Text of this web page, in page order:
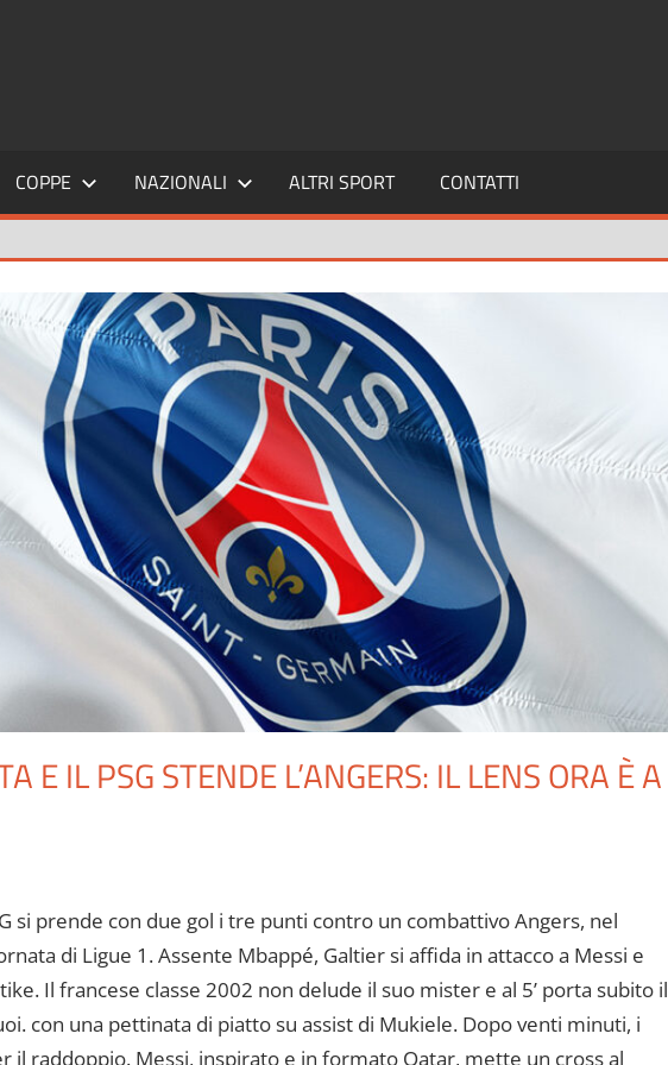
COPPE NAZIONALI ALTRI SPORT CONTATTI
E IL PSG STENDE L’ANGERS: IL LENS ORA È A
si prende con due gol i tre punti contro un combattivo Angers, nel
di Ligue 1. Assente Mbappé, Galtier si affida in attacco a Messi e
Il francese classe 2002 non delude il suo mister e al 5’ porta subito il
con una pettinata di piatto su assist di Mukiele. Dopo venti minuti, i
il raddoppio. Messi, inspirato e in formato Qatar, mette un cross al